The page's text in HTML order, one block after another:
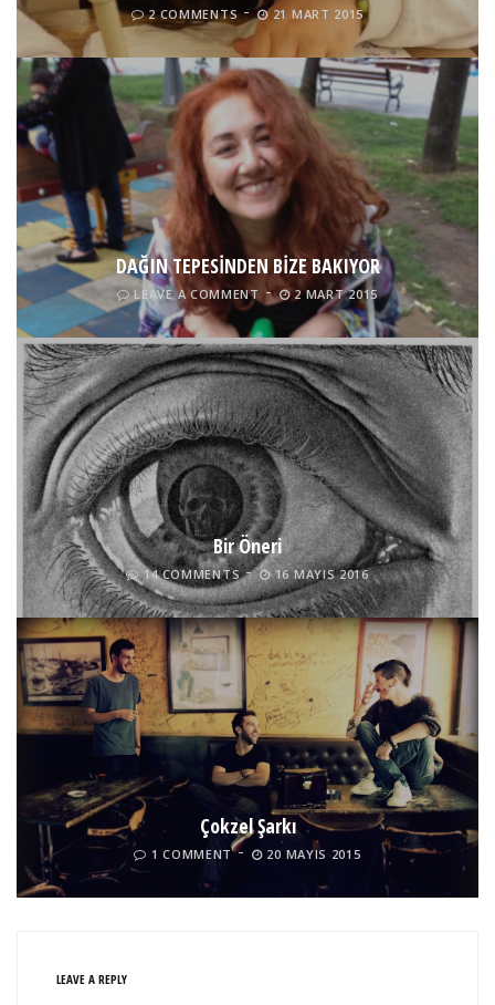
2 COMMENTS 21 MART 2015
DAĞIN TEPESİNDEN BİZE BAKIYOR
LEAVE A COMMENT 2 MART 2015
Bir Öneri
14 COMMENTS 16 MAYIS 2016
Çokzel Şarkı
1 COMMENT 20 MAYIS 2015
LEAVE A REPLY